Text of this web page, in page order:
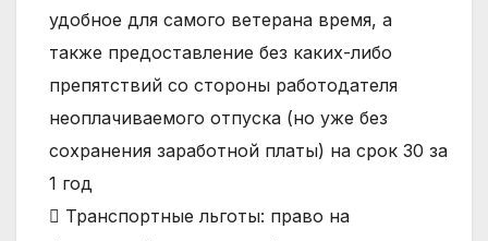
удобное для самого ветерана время, а
также предоставление без каких-либо
препятствий со стороны работодателя
неоплачиваемого отпуска (но уже без
сохранения заработной платы) на срок 30 за
1 год
 Транспортные льготы: право на